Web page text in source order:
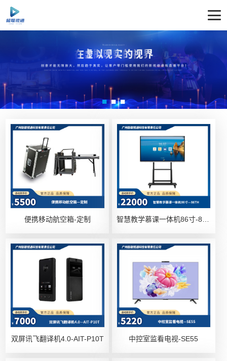
便携移动航空箱-定制
双屏讯飞翻译机4.0-AIT-P10T 中控室监看电视-SE55